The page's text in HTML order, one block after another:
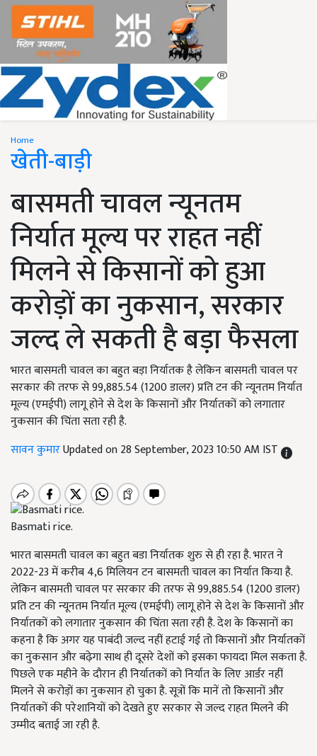
Home
खेती-बाड़ी
बासमती चावल न्यूनतम
निर्यात मूल्य पर राहत नहीं
मिलने से किसानों को हुआ
करोड़ों का नुकसान, सरकार
जल्द ले सकती है बड़ा फैसला
भारत बासमती चावल का बहुत बड़ा निर्यातक है लेकिन बासमती चावल पर
सरकार की तरफ से 99,885.54 (1200 डालर) प्रति टन की न्यूनतम निर्यात
मूल्य (एमईपी) लागू होने से देश के किसानों और निर्यातकों को लगातार
नुकसान की चिंता सता रही है.
सावन कुमारUpdated on 28 September, 2023 10:50 AM IST
Basmati rice.
भारत बासमती चावल का बहुत बडा निर्यातक शुरु से ही रहा है. भारत ने
2022-23 में करीब 4,6 मिलियन टन बासमती चावल का निर्यात किया है.
लेकिन बासमती चावल पर सरकार की तरफ से 99,885.54 (1200 डालर)
प्रति टन की न्यूनतम निर्यात मूल्य (एमईपी) लागू होने से देश के किसानों और
निर्यातकों को लगातार नुकसान की चिंता सता रही है. देश के किसानों का
कहना है कि अगर यह पाबंदी जल्द नहीं हटाई गई तो किसानों और निर्यातकों
का नुकसान और बढ़ेगा साथ ही दूसरे देशों को इसका फायदा मिल सकता है.
पिछले एक महीने के दौरान ही निर्यातकों को निर्यात के लिए आर्डर नहीं
मिलने से करोड़ों का नुकसान हो चुका है. सूत्रों कि मानें तो किसानों और
निर्यातकों की परेशानियों को देखते हुए सरकार से जल्द राहत मिलने की
उम्मीद बताई जा रही है.